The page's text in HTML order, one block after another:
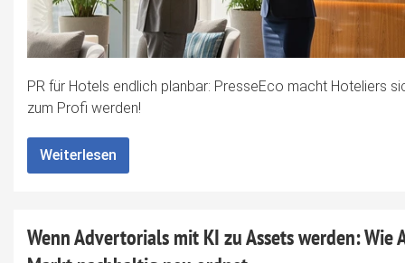
PR für Hotels endlich planbar: PresseEco macht Hoteliers
zum Profi werden!
Weiterlesen
Wenn Advertorials mit KI zu Assets werden: